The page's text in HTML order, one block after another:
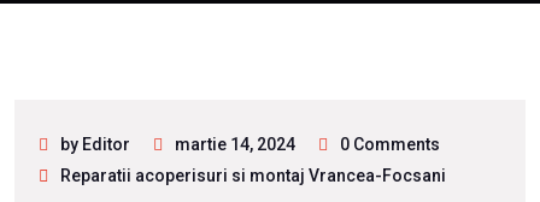
by Editor martie 14, 2024
0 Comments
Reparatii acoperisuri si montaj Vrancea-Focsani